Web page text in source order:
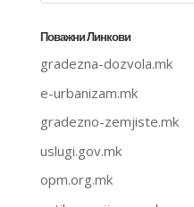
Поважни Линкови
gradezna-dozvola.mk
e-urbanizam.mk
gradezno-zemjiste.mk
uslugi.gov.mk
opm.org.mk